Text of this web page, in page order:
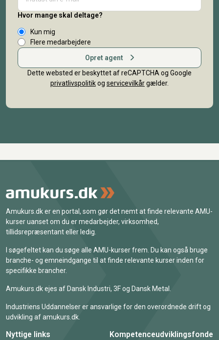
Hvor mange skal deltage?
Kun mig
Flere medarbejdere
Opret agent
Dette websted er beskyttet af reCAPTCHA og Google
privatlivspolitikog servicevilkårgælder.
Amukurs.dk er en portal, som gør det nemt at finde relevante AMU-
kurser uanset om du er medarbejder, virksomhed,
tillidsrepræsentant eller ledig.
I søgefeltet kan du søge alle AMU-kurser frem. Du kan også bruge
branche- og emneindgange til at finde relevante kurser inden for
specifikke brancher.
Amukurs.dk ejes af Dansk Industri, 3F og Dansk Metal.
Industriens Uddannelser er ansvarlige for den overordnede drift og
udvikling af amukurs.dk.
Nyttige links Kompetenceudviklingsfonde